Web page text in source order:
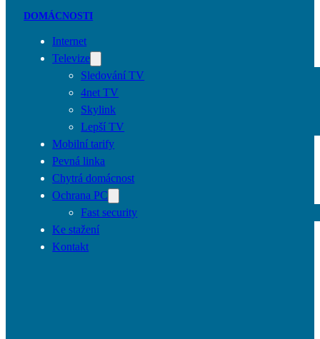
DOMÁCNOSTI
Internet
Televize
Sledování TV
4net TV
Skylink
Lepší TV
Mobilní tarify
Pevná linka
Chytrá domácnost
Ochrana PC
Fast security
Ke stažení
Kontakt